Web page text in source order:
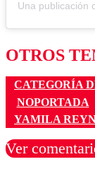
OTROS
CATEGORÍA
NOPORTADA
YAMILA
Ver